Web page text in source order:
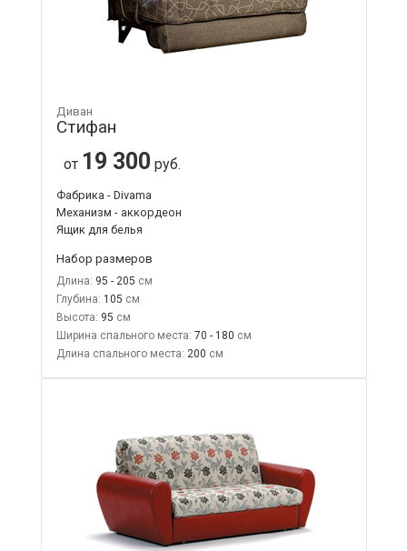
Диван
Стифан
от 19 300 руб.
Фабрика - Divama
Механизм - аккордеон
Ящик для белья
Набор размеров
Длина: 95 - 205
Глубина: 105
Высота: 95
Ширина спального места: 70 - 180
Длина спального места: 200